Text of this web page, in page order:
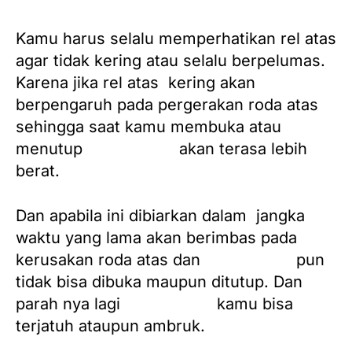
Kamu harus selalu memperhatikan rel atas
agar tidak kering atau selalu berpelumas.
Karena jika rel atas kering akan
berpengaruh pada pergerakan roda atas
sehingga saat kamu membuka atau
menutup
akan terasa lebih
berat.
Dan apabila ini dibiarkan dalam jangka
waktu yang lama akan berimbas pada
kerusakan roda atas dan
pun
tidak bisa dibuka maupun ditutup. Dan
parah nya lagi
kamu bisa
terjatuh ataupun ambruk.